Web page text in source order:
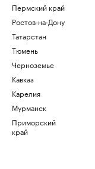
Пермский край
Ростов-на-Дону
Татарстан
Тюмень
Черноземье
Кавказ
Карелия
Мурманск
Приморский
край